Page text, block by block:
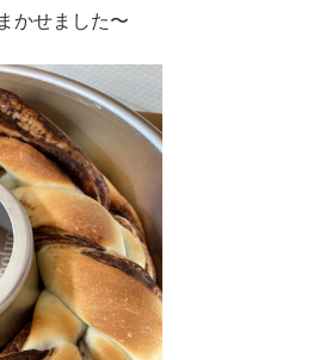
かせました〜